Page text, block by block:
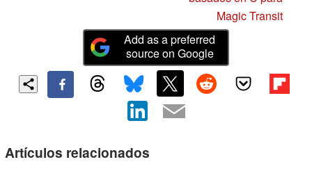
Magic Transit
Add as a preferred
source on Google
Artículos relacionados